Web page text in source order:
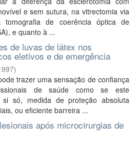
e sem sutura, na vitrectomia via
tomografia de coerência óptica de
e quanto à ...
de luvas de látex nos
eletivos e de emergência
)
trazer uma sensação de confiança
de saúde como se este
si só, medida de proteção absoluta
ou eficiente barreira ...
após microcirurgias de